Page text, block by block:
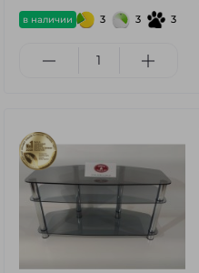
в наличии 3 3 3